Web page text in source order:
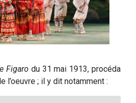
Figaro du 31 mai 1913, procéda
l’oeuvre ; il y dit notamment :